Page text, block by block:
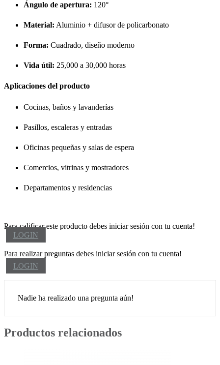
Ángulo de apertura: 120°
Material: Aluminio + difusor de policarbonato
Forma: Cuadrado, diseño moderno
Vida útil: 25,000 a 30,000 horas
Aplicaciones del producto
Cocinas, baños y lavanderías
Pasillos, escaleras y entradas
Oficinas pequeñas y salas de espera
Comercios, vitrinas y mostradores
Departamentos y residencias
Para calificar este producto debes iniciar sesión con tu cuenta!
LOGIN
Para realizar preguntas debes iniciar sesión con tu cuenta!
LOGIN
Nadie ha realizado una pregunta aún!
Productos relacionados